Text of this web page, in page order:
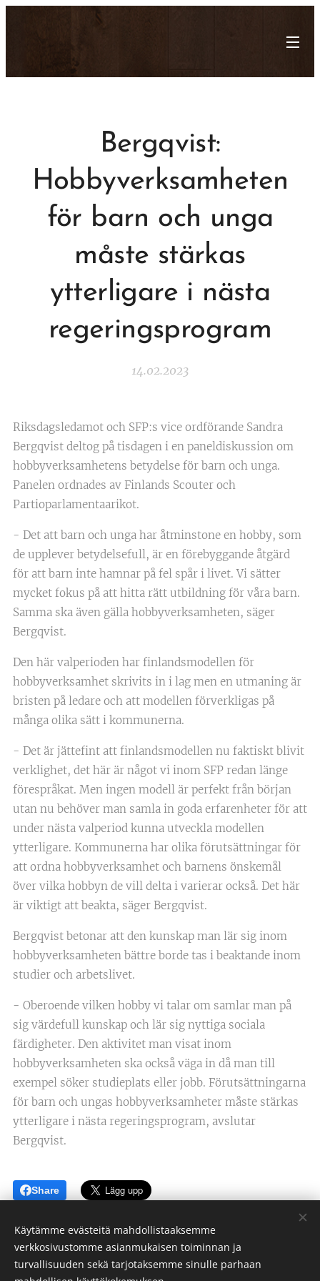
Bergqvist:
Hobbyverksamheten
för barn och unga
måste stärkas
ytterligare i nästa
regeringsprogram
14.02.2023
Riksdagsledamot och SFP:s vice ordförande Sandra
Bergqvist deltog på tisdagen i en paneldiskussion om
hobbyverksamhetens betydelse för barn och unga.
Panelen ordnades av Finlands Scouter och
Partioparlamentaarikot.
- Det att barn och unga har åtminstone en hobby, som
de upplever betydelsefull, är en förebyggande åtgärd
för att barn inte hamnar på fel spår i livet. Vi sätter
mycket fokus på att hitta rätt utbildning för våra barn.
Samma ska även gälla hobbyverksamheten, säger
Bergqvist.
Den här valperioden har finlandsmodellen för
hobbyverksamhet skrivits in i lag men en utmaning är
bristen på ledare och att modellen förverkligas på
många olika sätt i kommunerna.
- Det är jättefint att finlandsmodellen nu faktiskt blivit
verklighet, det här är något vi inom SFP redan länge
förespråkat. Men ingen modell är perfekt från början
utan nu behöver man samla in goda erfarenheter för att
under nästa valperiod kunna utveckla modellen
ytterligare. Kommunerna har olika förutsättningar för
att ordna hobbyverksamhet och barnens önskemål
över vilka hobbyn de vill delta i varierar också. Det här
är viktigt att beakta, säger Bergqvist.
Bergqvist betonar att den kunskap man lär sig inom
hobbyverksamheten bättre borde tas i beaktande inom
studier och arbetslivet.
- Oberoende vilken hobby vi talar om samlar man på
sig värdefull kunskap och lär sig nyttiga sociala
färdigheter. Den aktivitet man visat inom
hobbyverksamheten ska också väga in då man till
exempel söker studieplats eller jobb. Förutsättningarna
för barn och ungas hobbyverksamheter måste stärkas
ytterligare i nästa regeringsprogram, avslutar
Bergqvist.
Share
Cookies
Käytämme evästeitä mahdollistaaksemme
verkkosivustomme asianmukaisen toiminnan ja
turvallisuuden sekä tarjotaksemme sinulle parhaan